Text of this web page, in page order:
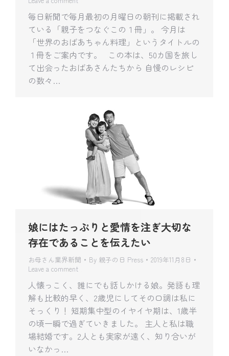
毎日新聞で毎月最初の月曜日の朝刊に掲載され
ている「親子をつなぐこの１冊」。 今月は
「世界のおばあちゃん料理」というタイトルの
１冊をご案内です。 この本は、50カ国を旅し
て出会ったおばあさんたちから 自慢のレシピ
の数々…
娘にはたっぷりと愛情を注ぎ大切な
存在であることを伝えたい
お母さん業界新聞 By 親子の日 Press
2019年11月8日
Leave a comment
人懐っこく、誰にでも話しかける娘。発語も理
解も比較的早く、2歳児にしてその口調は私に
そっくり！ 短期集中型のイヤイヤ期は、1歳半
の頃一瞬で過ぎていきました。 主人と私は職
場結婚です。2人とも実家が遠く、知り合いが
いなかっ…